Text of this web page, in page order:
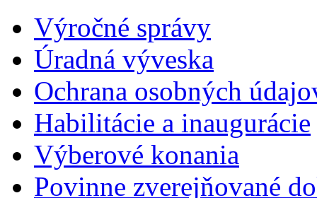
Výročné správy
Úradná výveska
Ochrana osobných
Habilitácie a inaugurácie
Výberové konania
Povinne zverejňované